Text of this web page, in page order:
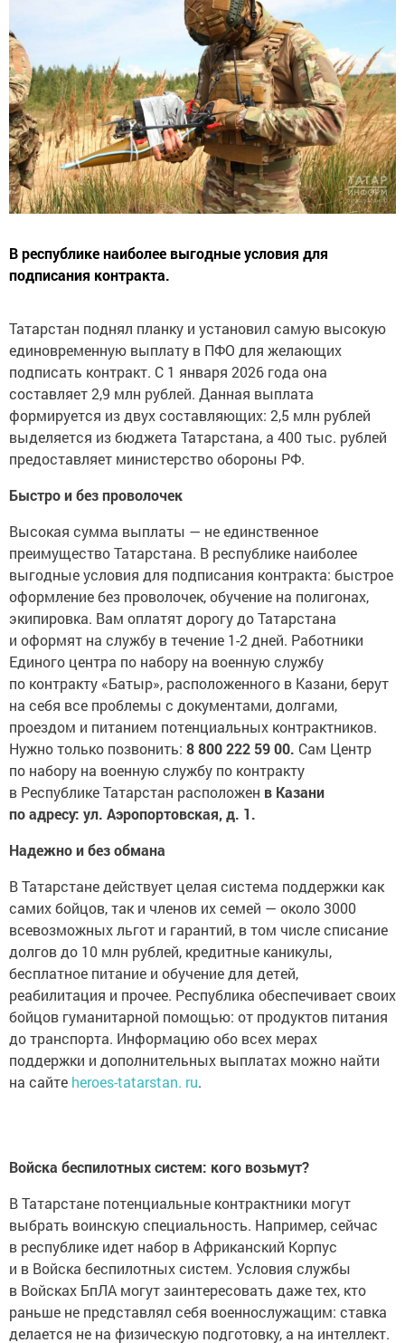
В республике наиболее выгодные условия для
подписания контракта.
Татарстан поднял планку и установил самую высокую
единовременную выплату в ПФО для желающих
подписать контракт. С 1 января 2026 года она
составляет 2,9 млн рублей. Данная выплата
формируется из двух составляющих: 2,5 млн рублей
выделяется из бюджета Татарстана, а 400 тыс. рублей
предоставляет министерство обороны РФ.
Быстро и без проволочек
Высокая сумма выплаты — не единственное
преимущество Татарстана. В республике наиболее
выгодные условия для подписания контракта: быстрое
оформление без проволочек, обучение на полигонах,
экипировка. Вам оплатят дорогу до Татарстана
и оформят на службу в течение 1-2 дней. Работники
Единого центра по набору на военную службу
по контракту «Батыр», расположенного в Казани, берут
на себя все проблемы с документами, долгами,
проездом и питанием потенциальных контрактников.
Нужно только позвонить: 8 800 222 59 00. Сам Центр
по набору на военную службу по контракту
в Республике Татарстан расположен в Казани
по адресу: ул. Аэропортовская, д. 1.
Надежно и без обмана
В Татарстане действует целая система поддержки как
самих бойцов, так и членов их семей — около 3000
всевозможных льгот и гарантий, в том числе списание
долгов до 10 млн рублей, кредитные каникулы,
бесплатное питание и обучение для детей,
реабилитация и прочее. Республика обеспечивает своих
бойцов гуманитарной помощью: от продуктов питания
до транспорта. Информацию обо всех мерах
поддержки и дополнительных выплатах можно найти
на сайте heroes-tatarstan. ru.
Войска беспилотных систем: кого возьмут?
В Татарстане потенциальные контрактники могут
выбрать воинскую специальность. Например, сейчас
в республике идет набор в Африканский Корпус
и в Войска беспилотных систем. Условия службы
в Войсках БпЛА могут заинтересовать даже тех, кто
раньше не представлял себя военнослужащим: ставка
делается не на физическую подготовку, а на интеллект.